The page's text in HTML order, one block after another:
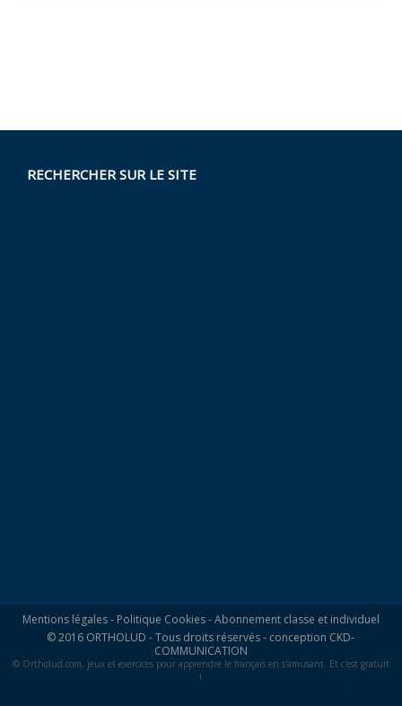
RECHERCHER SUR LE SITE
Mentions légales- Politique Cookies-Abonnement classe et individuel
© 2016 ORTHOLUD - Tous droits réservés - conception CKD-
COMMUNICATION
© Ortholud.com, jeux et exercices pour apprendre le français en s'amusant. Et c'est gratuit
!